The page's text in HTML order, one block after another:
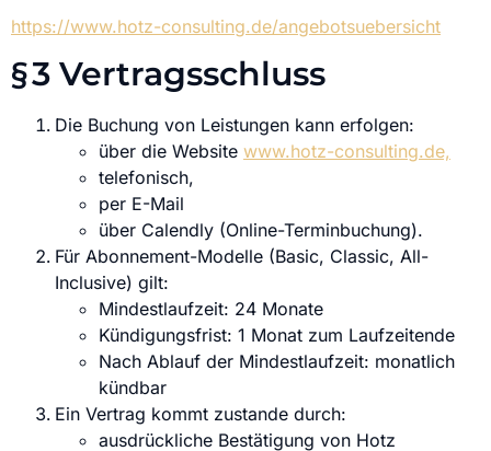
https://www.hotz-consulting.de/angebotsuebersicht
§ 3 Vertragsschluss
Die Buchung von Leistungen kann erfolgen:
über die Website www.hotz-consulting.de,
telefonisch,
per E-Mail
über Calendly (Online-Terminbuchung).
Für Abonnement-Modelle (Basic, Classic, All-
Inclusive) gilt:
Mindestlaufzeit: 24 Monate
Kündigungsfrist: 1 Monat zum Laufzeitende
Nach Ablauf der Mindestlaufzeit: monatlich
kündbar
Ein Vertrag kommt zustande durch:
ausdrückliche Bestätigung von Hotz